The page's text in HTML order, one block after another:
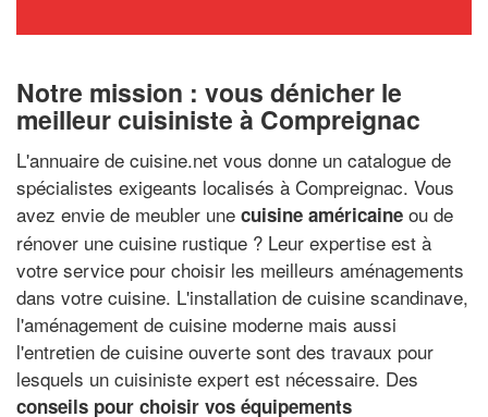
Notre mission : vous dénicher le
meilleur cuisiniste à Compreignac
L'annuaire de cuisine.net vous donne un catalogue de
spécialistes exigeants localisés à Compreignac. Vous
avez envie de meubler une cuisine américaine ou de
rénover une cuisine rustique ? Leur expertise est à
votre service pour choisir les meilleurs aménagements
dans votre cuisine. L'installation de cuisine scandinave,
l'aménagement de cuisine moderne mais aussi
l'entretien de cuisine ouverte sont des travaux pour
lesquels un cuisiniste expert est nécessaire. Des
conseils pour choisir vos équipements